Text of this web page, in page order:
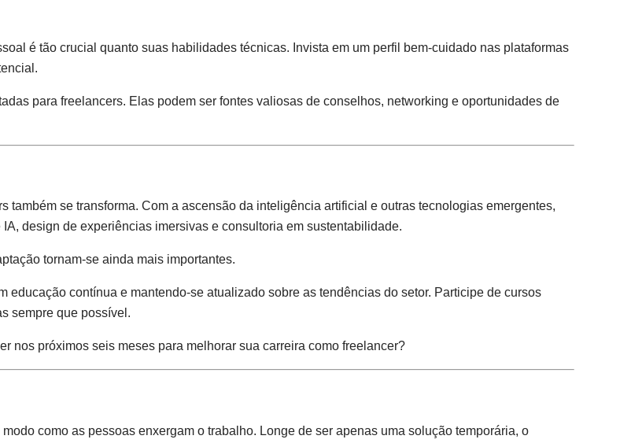
é tão crucial quanto suas habilidades técnicas. Invista em um perfil bem-cuidado nas plataformas
para freelancers. Elas podem ser fontes valiosas de conselhos, networking e oportunidades de
também se transforma. Com a ascensão da inteligência artificial e outras tecnologias emergentes,
design de experiências imersivas e consultoria em sustentabilidade.
tornam-se ainda mais importantes.
educação contínua e mantendo-se atualizado sobre as tendências do setor. Participe de cursos
sempre que possível.
nos próximos seis meses para melhorar sua carreira como freelancer?
como as pessoas enxergam o trabalho. Longe de ser apenas uma solução temporária, o